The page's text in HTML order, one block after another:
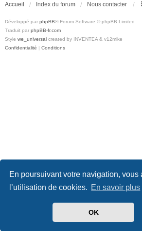
En poursuivant votre navigation, vous
l’utilisation de cookies. En savoir plus
OK
Accueil Index du forum Nous contacter
Développé par phpBB® Forum Software © phpBB Limited
Traduit par phpBB-fr.com
Style we_universal created by INVENTEA & v12mike
Confidentialité | Conditions